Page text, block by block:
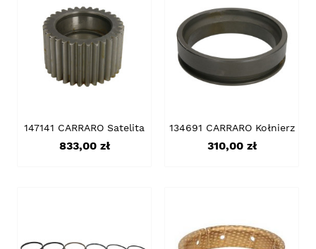
147141 CARRARO Satelita
Cena
833,00 zł
134691 CARRARO Kołnierz
Cena
310,00 zł